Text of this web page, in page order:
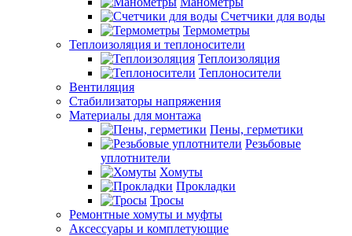
Счетчики для воды
Термометры
Теплоизоляция и теплоносители
Теплоизоляция
Теплоносители
Вентиляция
Стабилизаторы напряжения
Материалы для монтажа
Пены, герметики
Резьбовые
уплотнители
Хомуты
Прокладки
Тросы
Ремонтные хомуты и муфты
Аксессуары и комплетующие